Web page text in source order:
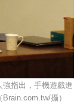
指出，手機遊戲進
攝）